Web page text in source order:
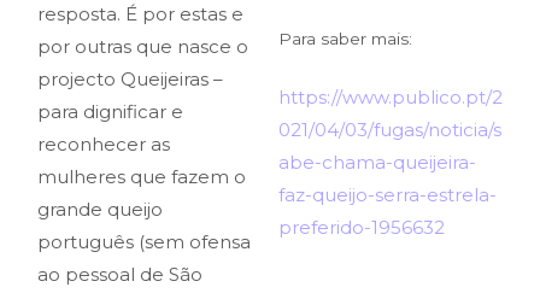
resposta. É por estas e
por outras que nasce o
projecto Queijeiras –
para dignificar e
reconhecer as
mulheres que fazem o
grande queijo
português (sem ofensa
ao pessoal de São
Para saber mais:
https://www.publico.pt/2
021/04/03/fugas/noticia/s
abe-chama-queijeira-
faz-queijo-serra-estrela-
preferido-1956632